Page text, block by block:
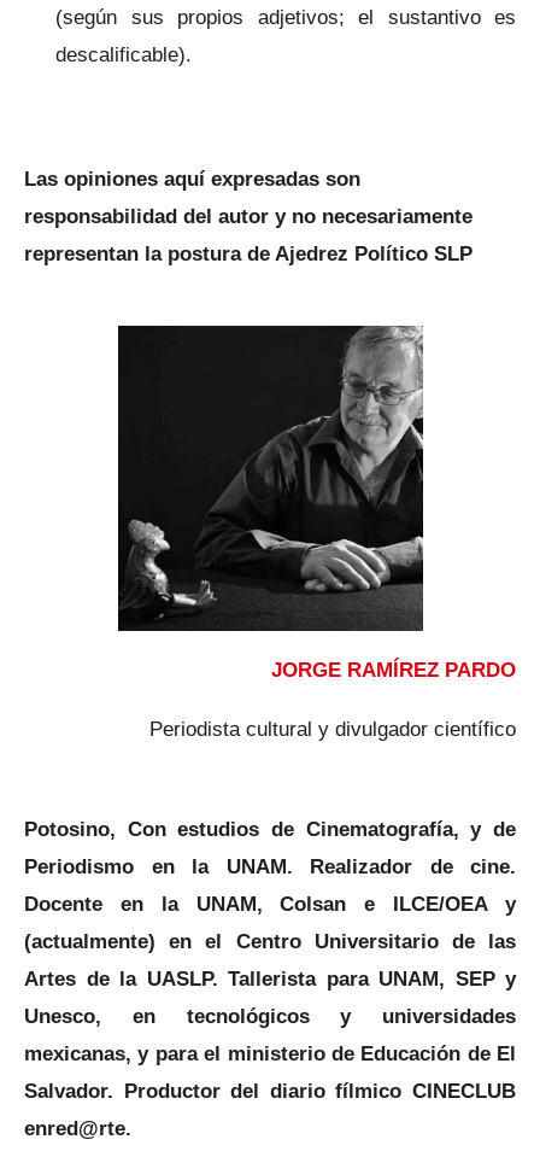
(según sus propios adjetivos; el sustantivo es
descalificable).
Las opiniones aquí expresadas son
responsabilidad del autor y no necesariamente
representan la postura de Ajedrez Político SLP
JORGE RAMÍREZ PARDO
Periodista cultural y divulgador científico
Potosino, Con estudios de Cinematografía, y de
Periodismo en la UNAM. Realizador de cine.
Docente en la UNAM, Colsan e ILCE/OEA y
(actualmente) en el Centro Universitario de las
Artes de la UASLP. Tallerista para UNAM, SEP y
Unesco, en tecnológicos y universidades
mexicanas, y para el ministerio de Educación de El
Salvador. Productor del diario fílmico CINECLUB
enred@rte.